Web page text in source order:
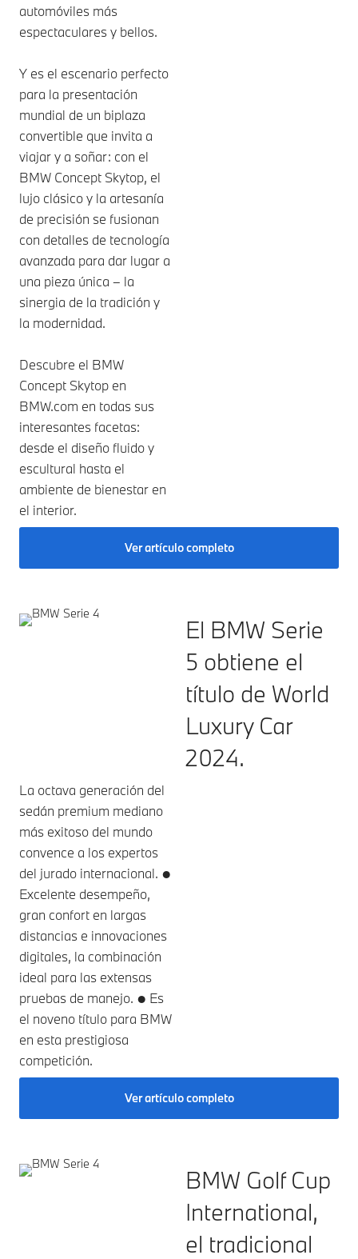
automóviles más
espectaculares y bellos.
Y es el escenario perfecto
para la presentación
mundial de un biplaza
convertible que invita a
viajar y a soñar: con el
BMW Concept Skytop, el
lujo clásico y la artesanía
de precisión se fusionan
con detalles de tecnología
avanzada para dar lugar a
una pieza única – la
sinergia de la tradición y
la modernidad.
Descubre el BMW
Concept Skytop en
BMW.com en todas sus
interesantes facetas:
desde el diseño fluido y
escultural hasta el
ambiente de bienestar en
el interior.
Ver artículo completo
El BMW Serie
5 obtiene el
título de World
Luxury Car
2024.
La octava generación del
sedán premium mediano
más exitoso del mundo
convence a los expertos
del jurado internacional. ●
Excelente desempeño,
gran confort en largas
distancias e innovaciones
digitales, la combinación
ideal para las extensas
pruebas de manejo. ● Es
el noveno título para BMW
en esta prestigiosa
competición.
Ver artículo completo
BMW Golf Cup
International,
el tradicional